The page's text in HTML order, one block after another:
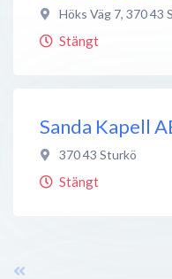
Höks Väg 7, 370 43
Stängt
Sanda Kapell
370 43 Sturkö
Stängt